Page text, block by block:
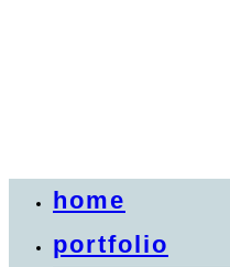
home
portfolio